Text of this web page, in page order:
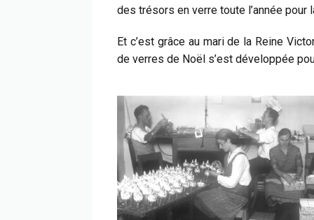
des trésors en verre toute l’année
Et c’est grâce au mari de la Reine
de verres de Noël s’est développée